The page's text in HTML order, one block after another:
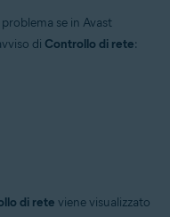
/ Education
64 bit
se in Avast
di Controllo di rete:
di rete viene visualizzato